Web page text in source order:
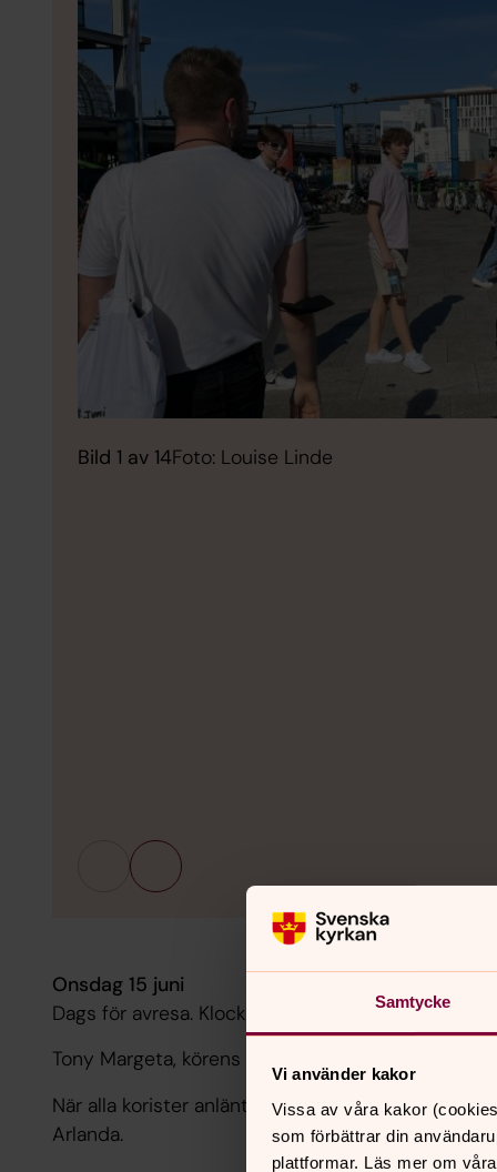
Samtycke
Vi använder kakor
Vissa av våra kakor
som förbättrar din
plattformar. Läs mer om
Bild 1 av 14Foto: Louise Linde
Onsdag 15 juni
Dags för avresa. Klockan är 5.30 och vi är på väg.
Tony Margeta, körens dirigent, står och arbetar
När alla korister anlänt är det dags för
Arlanda.